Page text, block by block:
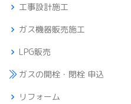
工事設計施工
ガス機器販売施工
LPG販売
ガスの開栓・閉栓 申込
リフォーム